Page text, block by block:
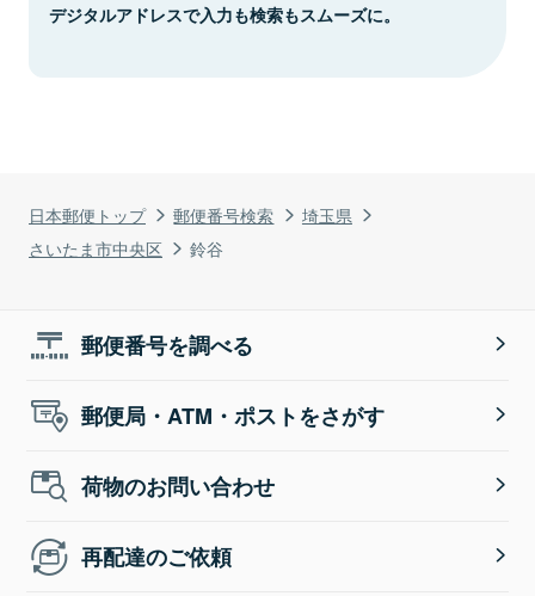
日本郵便トップ 郵便番号検索
埼玉県
さいたま市中央区
鈴谷
デジタルアドレスで入力も検索もスムーズに。
郵便番号を調べる
郵便局・ATM・ポストをさがす
荷物のお問い合わせ
再配達のご依頼